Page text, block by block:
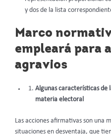
y dos de la lista
Marco
empleará para
agravios
Algunas característicasde
materia electoral
Las acciones afirmativas son una
situaciones en desventaja, que